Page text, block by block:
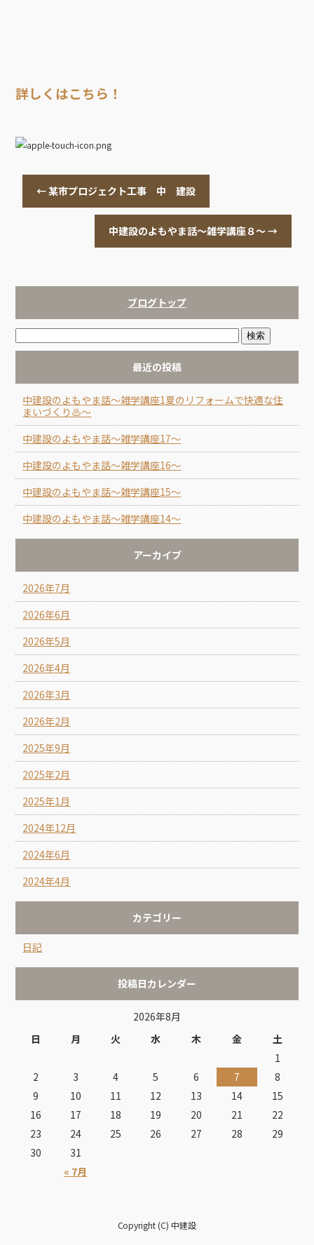
詳しくはこちら！
←某市プロジェクト工事 中 建設
中建設のよもやま話～雑学講座８～→
ブログトップ
最近の投稿
中建設のよもやま話～雑学講座1夏のリフォームで快適な住
まいづくり♨～
中建設のよもやま話～雑学講座17～
中建設のよもやま話～雑学講座16～
中建設のよもやま話～雑学講座15～
中建設のよもやま話～雑学講座14～
アーカイブ
2026年7月
2026年6月
2026年5月
2026年4月
2026年3月
2026年2月
2025年9月
2025年2月
2025年1月
2024年12月
2024年6月
2024年4月
カテゴリー
日記
投稿日カレンダー
2026年8月
日
月 火 水 木 金 土
« 7月
1
2
3 4 5 6 7
8
9
10 11 12 13 14
15
16
17 18 19 20 21
22
23
24 25 26 27 28
29
30
31
Copyright (C) 中建設